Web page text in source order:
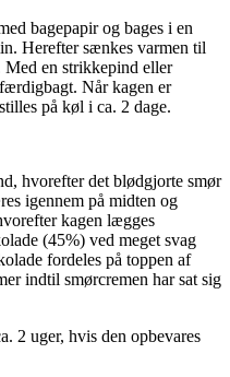
bagepapir og bages i en
Herefter sænkes varmen til
Med en strikkepind eller
Når kagen er
på køl i ca. 2 dage.
hvorefter det blødgjorte smør
igennem på midten og
kagen lægges
(45%) ved meget svag
fordeles på toppen af
indtil smørcremen har sat sig
2 uger, hvis den opbevares